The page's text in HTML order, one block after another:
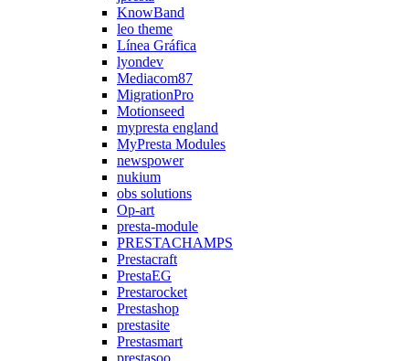
KnowBand
leo theme
Línea Gráfica
lyondev
Mediacom87
MigrationPro
Motionseed
mypresta england
MyPresta Modules
newspower
nukium
obs solutions
Op-art
presta-module
PRESTACHAMPS
Prestacraft
PrestaEG
Prestarocket
Prestashop
prestasite
Prestasmart
prestasoo